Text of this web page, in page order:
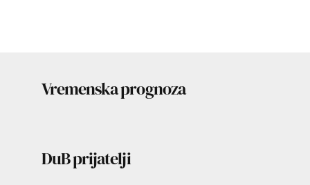
Vremenska prognoza
DuB prijatelji